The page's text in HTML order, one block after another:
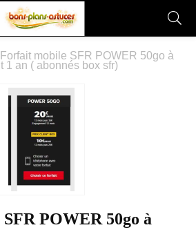
Forfait mobile SFR POWER 50go à
1 an ( abonnés box sfr)
POWER 50go à